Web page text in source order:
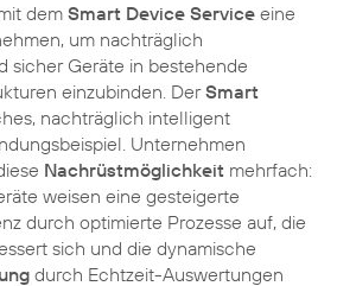
dem Smart Device Service eine
um nachträglich
sicher Geräte in bestehende
einzubinden. DerSmart
nachträglich intelligent
Unternehmen
Nachrüstmöglichkeit mehrfach:
weisen eine gesteigerte
durch optimierte Prozesse auf, die
sich und die dynamische
durch Echtzeit-Auswertungen